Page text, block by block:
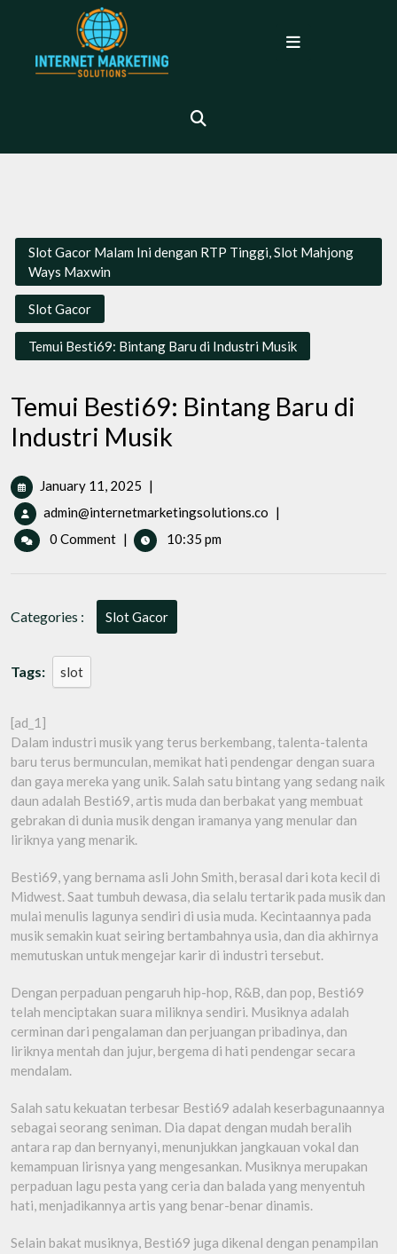
Slot Gacor Malam Ini dengan RTP Tinggi, Slot Mahjong
Ways Maxwin
Slot Gacor
Temui Besti69: Bintang Baru di Industri Musik
Temui Besti69: Bintang Baru di
Industri Musik
January 11, 2025 January
|
admin@internetmarketingsolutions.co Temui
|
0 Comment | 10:35 pm
Categories : Slot Gacor
Tags: slot
[ad_1]
Dalam industri musik yang terus berkembang, talenta-talenta
baru terus bermunculan, memikat hati pendengar dengan suara
dan gaya mereka yang unik. Salah satu bintang yang sedang naik
daun adalah Besti69, artis muda dan berbakat yang membuat
gebrakan di dunia musik dengan iramanya yang menular dan
liriknya yang menarik.
Besti69, yang bernama asli John Smith, berasal dari kota kecil di
Midwest. Saat tumbuh dewasa, dia selalu tertarik pada musik dan
mulai menulis lagunya sendiri di usia muda. Kecintaannya pada
musik semakin kuat seiring bertambahnya usia, dan dia akhirnya
memutuskan untuk mengejar karir di industri tersebut.
Dengan perpaduan pengaruh hip-hop, R&B, dan pop, Besti69
telah menciptakan suara miliknya sendiri. Musiknya adalah
cerminan dari pengalaman dan perjuangan pribadinya, dan
liriknya mentah dan jujur, bergema di hati pendengar secara
mendalam.
Salah satu kekuatan terbesar Besti69 adalah keserbagunaannya
sebagai seorang seniman. Dia dapat dengan mudah beralih
antara rap dan bernyanyi, menunjukkan jangkauan vokal dan
kemampuan lirisnya yang mengesankan. Musiknya merupakan
perpaduan lagu pesta yang ceria dan balada yang menyentuh
hati, menjadikannya artis yang benar-benar dinamis.
Selain bakat musiknya, Besti69 juga dikenal dengan penampilan